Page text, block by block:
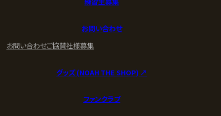
お問い合わせ
お問い合わせご協賛社様募集
グッズ (NOAH THE SHOP) ↗︎
ファンクラブ